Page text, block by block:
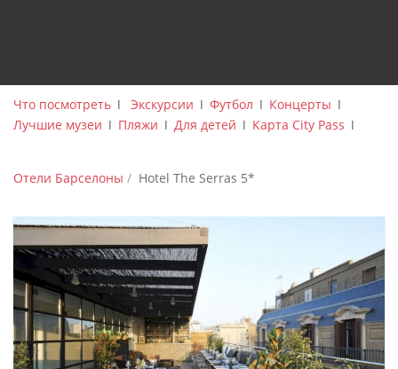
Что посмотреть ǀ Экскурсии ǀ Футбол ǀ Концерты ǀ
Лучшие музеи ǀ Пляжи ǀ Для детей ǀ Карта City Pass ǀ
Отели Барселоны Hotel The Serras 5*